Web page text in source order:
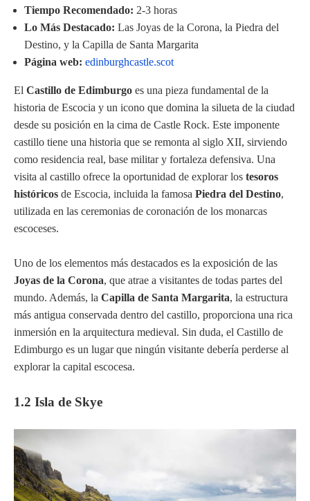
Tiempo Recomendado: 2-3 horas
Lo Más Destacado: Las Joyas de la Corona, la Piedra del
Destino, y la Capilla de Santa Margarita
Página web: edinburghcastle.scot
El Castillo de Edimburgo es una pieza fundamental de la
historia de Escocia y un icono que domina la silueta de la ciudad
desde su posición en la cima de Castle Rock. Este imponente
castillo tiene una historia que se remonta al siglo XII, sirviendo
como residencia real, base militar y fortaleza defensiva. Una
visita al castillo ofrece la oportunidad de explorar los tesoros
históricos de Escocia, incluida la famosa Piedra del Destino,
utilizada en las ceremonias de coronación de los monarcas
escoceses.
Uno de los elementos más destacados es la exposición de las
Joyas de la Corona, que atrae a visitantes de todas partes del
mundo. Además, la Capilla de Santa Margarita, la estructura
más antigua conservada dentro del castillo, proporciona una rica
inmersión en la arquitectura medieval. Sin duda, el Castillo de
Edimburgo es un lugar que ningún visitante debería perderse al
explorar la capital escocesa.
1.2 Isla de Skye